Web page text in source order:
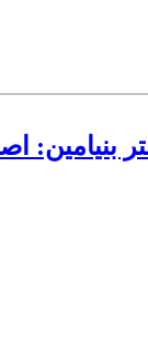
بنیامین: